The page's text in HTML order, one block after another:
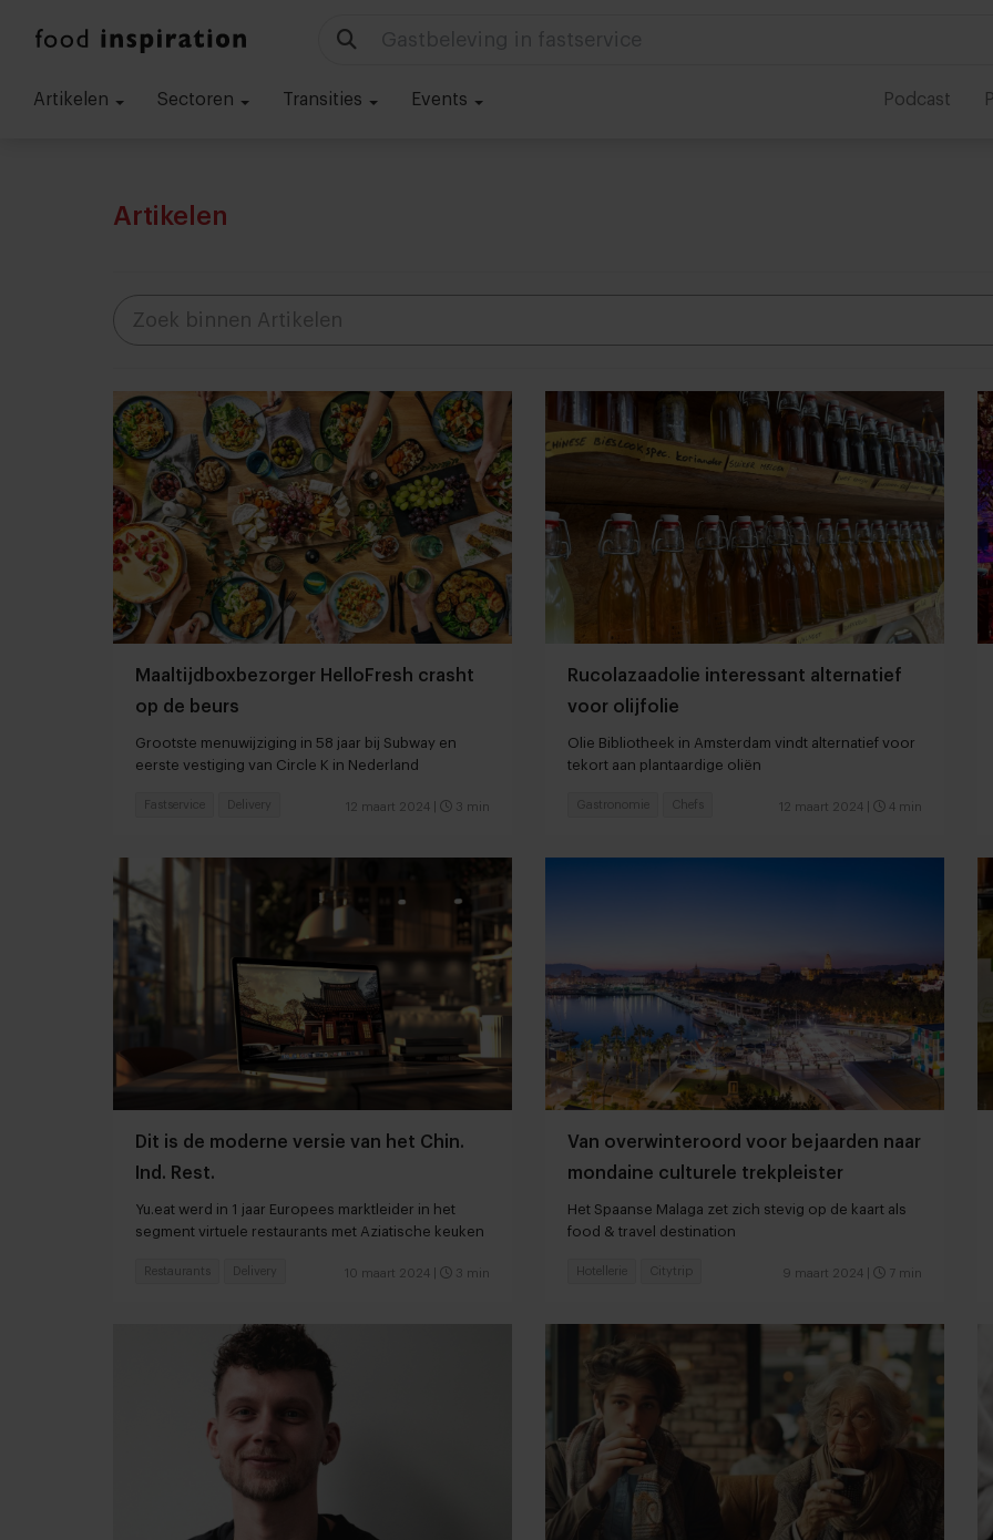
Technologie in foodservice
Artikelen Sectoren Transities Events Podcast
Artikelen
Maaltijdboxbezorger HelloFresh crasht
op de beurs
Grootste menuwijziging in 58 jaar bij Subway en
eerste vestiging van Circle K in Nederland
12 maart 2024 3 min
Fastservice Delivery
Rucolazaadolie interessant alternatief
voor olijfolie
Olie Bibliotheek in Amsterdam vindt alternatief voor
tekort aan plantaardige oliën
12 maart 2024 4 min
Gastronomie Chefs
Dit is de moderne versie van het Chin.
Ind. Rest.
Yu.eat werd in 1 jaar Europees marktleider in het
segment virtuele restaurants met Aziatische keuken
10 maart 2024 3 min
Restaurants Delivery
Van overwinteroord voor bejaarden naar
mondaine culturele trekpleister
Het Spaanse Malaga zet zich stevig op de kaart als
food & travel destination
9 maart 2024 7 min
Hotellerie Citytrip